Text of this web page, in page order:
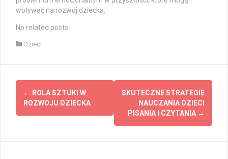
wpływać na rozwój dziecka.
No related posts.
Dzieci
Post
navigation
← ROLA SZTUKI W
ROZWOJU DZIECKA
SKUTECZNE STRATEGIE
NAUCZANIA DZIECI
PISANIA I CZYTANIA →